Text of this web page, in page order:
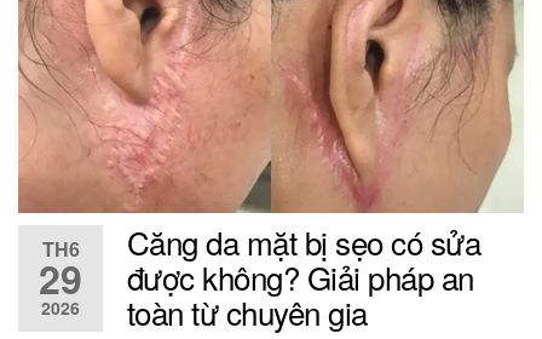
TH6
29
2026
Căng da mặt bị sẹo có sửa
được không? Giải pháp an
toàn từ chuyên gia